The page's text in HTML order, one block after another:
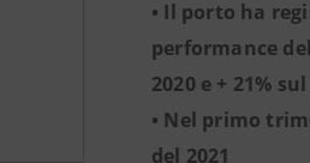
• Il porto ha
performance
2020 e + 21%
• Nel primo
del 2021